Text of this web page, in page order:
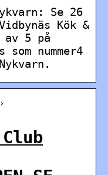
Se 26
Kök &
5 på
nummer4